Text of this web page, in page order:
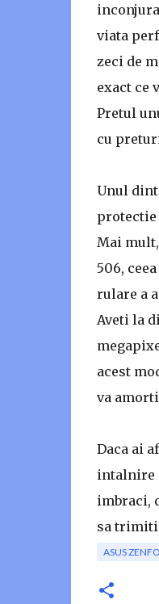
viata
zeci de
exact ce
Pretul
cu
Unul
protectie
Mai
506,
rulare a
Aveti la
acest
va
Daca ai
intalnire
imbraci,
sa trimiti
ASUS